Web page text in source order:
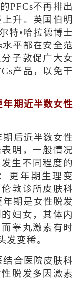
PFCs不再排出
升。英国伯明
特•哈拉德博士
平都在安全范
子敦促广大女
产品，以免干
年期近半数女性
后近半数女性
明，一般情况
生不同程度的
更年期生理变
敦诊所皮肤科
年期是女性脱发
妇女，其体内
睾丸激素有时
发变稀。
结合医院皮肤科
脱发多因激素